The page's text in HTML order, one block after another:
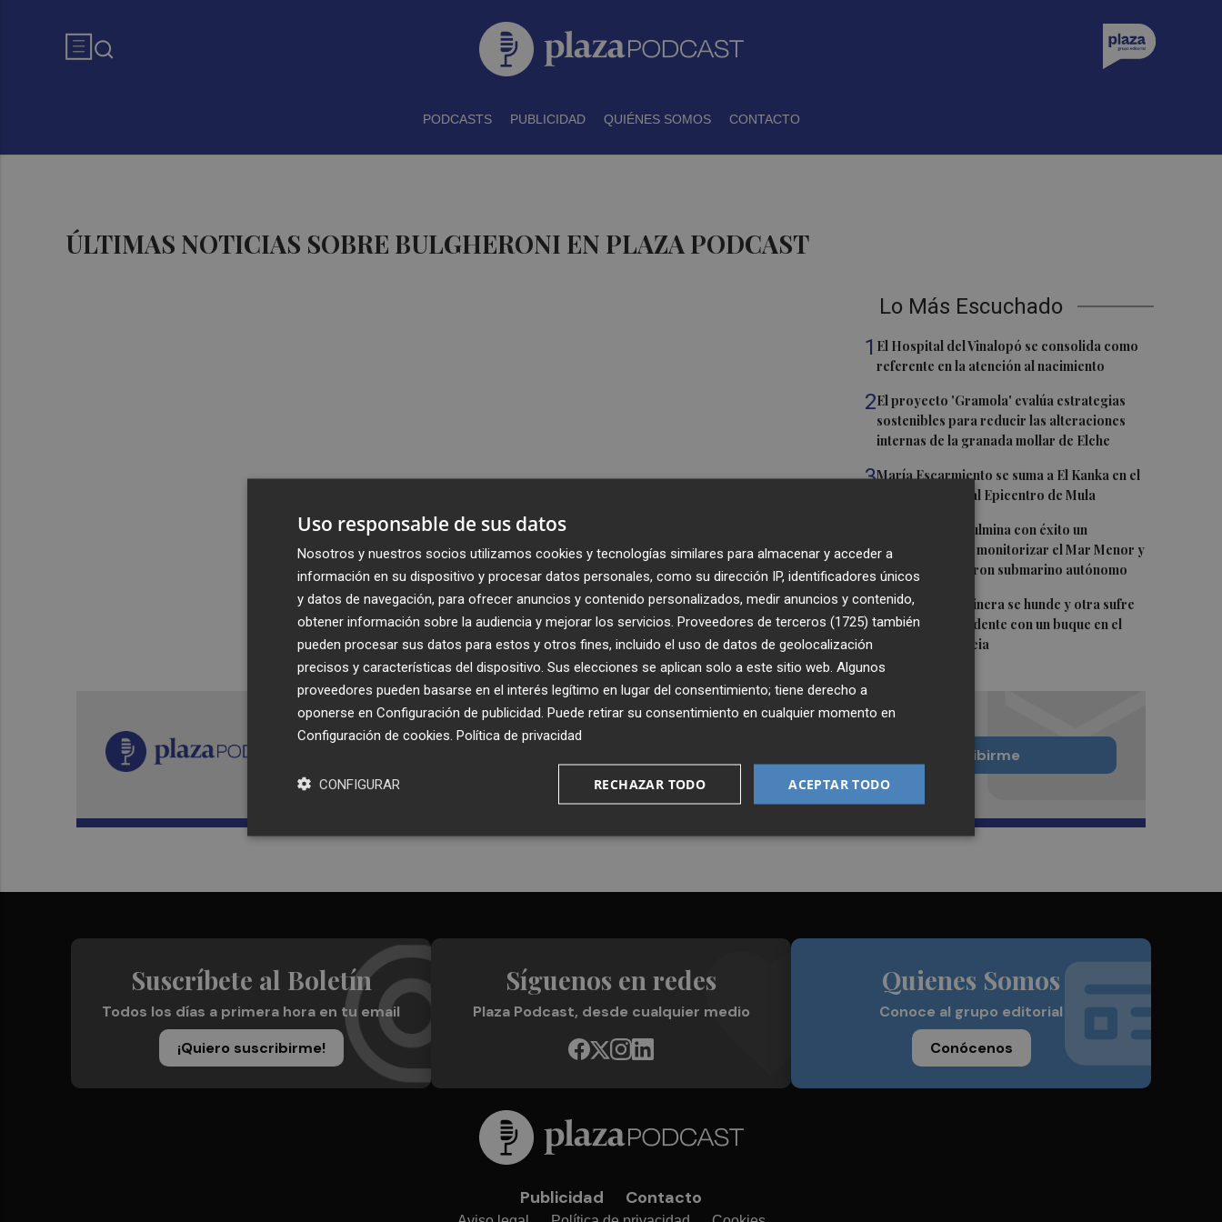
PODCASTS PUBLICIDAD QUIÉNES SOMOS CONTACTO
ÚLTIMAS NOTICIAS SOBRE BULGHERONI EN PLAZA PODCAST
Lo Más Escuchado
1 El Hospital del Vinalopó se consolida como
referente en la atención al nacimiento
2El proyecto 'Gramola' evalúa estrategias
sostenibles para reducir las alteraciones
internas de la granada mollar de Elche
3María Escarmiento se suma a El Kanka en el
cartel del festival Epicentro de Mula
UPCT Makers culmina con éxito un
catamarán para monitorizar el Mar Menor y
ya prepara un dron submarino autónomo
5Una batea clochinera se hunde y otra sufre
daños en un incidente con un buque en el
puerto de Valencia
Recibe toda la actualidad de
Plaza Podcast en tu correo
Quiero suscribirme
Suscríbete al Boletín
Todos los días a primera hora en tu email
¡Quiero suscribirme!
Síguenos en redes
Plaza Podcast, desde cualquier medio
Quienes Somos
Conoce al grupo editorial
Conócenos
Publicidad Contacto
Uso responsable de sus datos
Nosotros y nuestros socios utilizamos cookies y tecnologías similares para almacenar y acceder a
información en su dispositivo y procesar datos personales, como su dirección IP, identificadores únicos
y datos de navegación, para ofrecer anuncios y contenido personalizados, medir anuncios y contenido,
obtener información sobre la audiencia y mejorar los servicios. Proveedores de terceros (1725) también
pueden procesar sus datos para estos y otros fines, incluido el uso de datos de geolocalización
precisos y características del dispositivo. Sus elecciones se aplican solo a este sitio web. Algunos
proveedores pueden basarse en el interés legítimo en lugar del consentimiento; tiene derecho a
oponerse en Configuración de publicidad . Puede retirar su consentimiento en cualquier momento en
Configuración de cookies Política de privacidad
ACEPTAR TODO
RECHAZAR TODO
CONFIGURAR